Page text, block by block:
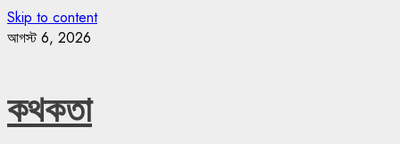
Skip to content
আগস্ট 6, 2026
কথকতা